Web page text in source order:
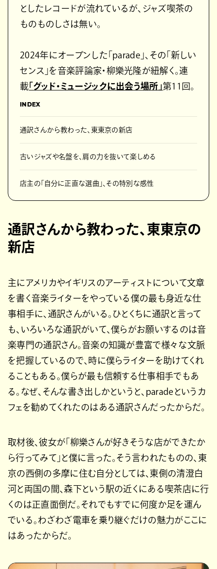
としたレコードが流れているが、ジャズ喫茶の
ものものしさは無い。
2024年にオープンした「parade」、その「新しい
センス」を音楽評論家・柳樂光隆が紐解く。連
載「グッド・ミュージックに出会う場所」第11回。
INDEX
通訳さんから教わった、東東京の新店
古いジャズや名盤を、肩の力を抜いて楽しめる
店主の「自分に正直な選曲」、その特別な感性
通訳さんから教わった、東東京の
新店
主にアメリカやイギリスのアーティストについて文章
を書く音楽ライターをやっている僕の最も身近な仕
事相手に、通訳さんがいる。ひとくちに通訳と言って
も、いろいろな通訳がいて、僕らがお願いするのは音
楽専門の通訳さん。音楽の知識が豊富で様々な文脈
を把握しているので、時に僕らライターを助けてくれ
ることもある。僕らが最も信頼する仕事相手でもあ
る。なぜ、そんな書き出しかというと、paradeというカ
フェを勧めてくれたのはある通訳さんだったからだ。
取材後、彼女が「柳樂さんが好きそうな店ができたか
ら行ってみて」と僕に言った。そう言われたものの、東
京の西側の多摩に住む自分としては、東側の清澄白
河と両国の間、森下という駅の近くにある喫茶店に行
くのは正直面倒だ。それでもすでに何度か足を運ん
でいる。わざわざ電車を乗り継ぐだけの魅力がここに
はあったからだ。